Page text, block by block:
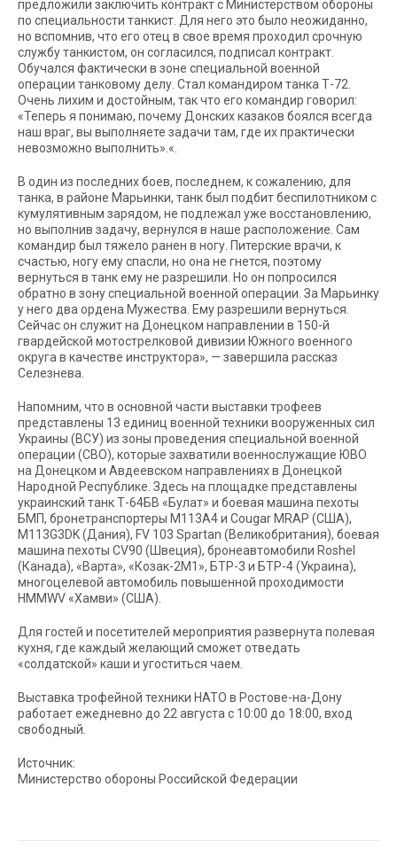
предложили заключить контракт с Министерством обороны
по специальности танкист. Для него это было неожиданно,
но вспомнив, что его отец в свое время проходил срочную
службу танкистом, он согласился, подписал контракт.
Обучался фактически в зоне специальной военной
операции танковому делу. Стал командиром танка Т-72.
Очень лихим и достойным, так что его командир говорил:
«Теперь я понимаю, почему Донских казаков боялся всегда
наш враг, вы выполняете задачи там, где их практически
невозможно выполнить».«.
В один из последних боев, последнем, к сожалению, для
танка, в районе Марьинки, танк был подбит беспилотником с
кумулятивным зарядом, не подлежал уже восстановлению,
но выполнив задачу, вернулся в наше расположение. Сам
командир был тяжело ранен в ногу. Питерские врачи, к
счастью, ногу ему спасли, но она не гнется, поэтому
вернуться в танк ему не разрешили. Но он попросился
обратно в зону специальной военной операции. За Марьинку
у него два ордена Мужества. Ему разрешили вернуться.
Сейчас он служит на Донецком направлении в 150-й
гвардейской мотострелковой дивизии Южного военного
округа в качестве инструктора», — завершила рассказ
Селезнева.
Напомним, что в основной части выставки трофеев
представлены 13 единиц военной техники вооруженных сил
Украины (ВСУ) из зоны проведения специальной военной
операции (СВО), которые захватили военнослужащие ЮВО
на Донецком и Авдеевском направлениях в Донецкой
Народной Республике. Здесь на площадке представлены
украинский танк Т-64БВ «Булат» и боевая машина пехоты
БМП, бронетранспортеры М113А4 и Cougar MRAP (США),
М113G3DK (Дания), FV 103 Spartan (Великобритания), боевая
машина пехоты CV90 (Швеция), бронеавтомобили Roshel
(Канада), «Варта», «Козак-2М1», БТР-3 и БТР-4 (Украина),
многоцелевой автомобиль повышенной проходимости
HMMWV «Хамви» (США).
Для гостей и посетителей мероприятия развернута полевая
кухня, где каждый желающий сможет отведать
«солдатской» каши и угоститься чаем.
Выставка трофейной техники НАТО в Ростове-на-Дону
работает ежедневно до 22 августа с 10:00 до 18:00, вход
свободный.
Источник:
Министерство обороны Российской Федерации